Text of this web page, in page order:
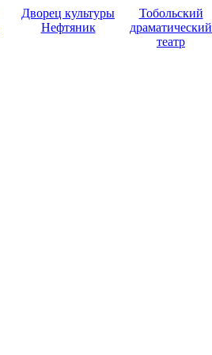
Дворец культуры
Нефтяник
Тобольский
драматический
театр